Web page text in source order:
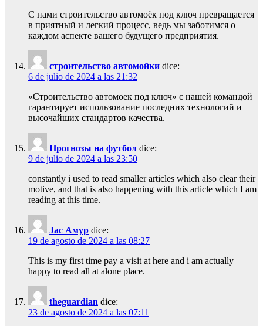
С нами строительство автомоёк под ключ превращается
в приятный и легкий процесс, ведь мы заботимся о
каждом аспекте вашего будущего предприятия.
строительство автомойки dice:
6 de julio de 2024 a las 21:32
«Строительство автомоек под ключ» с нашей командой
гарантирует использование последних технологий и
высочайших стандартов качества.
Прогнозы на футбол dice:
9 de julio de 2024 a las 23:50
constantly i used to read smaller articles which also clear their
motive, and that is also happening with this article which I am
reading at this time.
Jac Амур dice:
19 de agosto de 2024 a las 08:27
This is my first time pay a visit at here and i am actually
happy to read all at alone place.
theguardian dice:
23 de agosto de 2024 a las 07:11